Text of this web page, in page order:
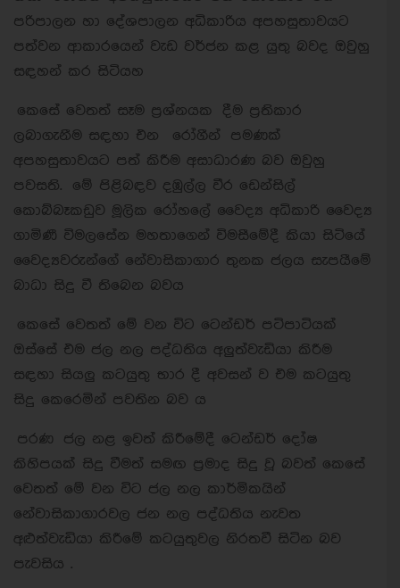
පරිපාලන හා දේශපාලන අධිකාරිය අපහසුතාවයට
පත්වන ආකාරයෙන් වැඩ වර්ජන කළ යුතු බවද ඔවුහු
සඳහන් කර සිටියහ
කෙසේ වෙතත් සෑම ප්‍රශ්නයක දීම ප්‍රතිකාර
ලබාගැනීම සඳහා එන රෝගීන් පමණක්
අපහසුතාවයට පත් කිරීම අසාධාරණ බව ඔවුහු
පවසති. මේ පිළිබඳව දඹුල්ල වීර ඩෙන්සිල්
කොබ්බෑකඩුව මූලික රෝහලේ වෛද්‍ය අධිකාරි වෛද්‍ය
ගාමිණී විමලසේන මහතාගෙන් විමසීමේදී කියා සිටියේ
වෛද්‍යවරුන්ගේ නේවාසිකාගාර තුනක ජලය සැපයීමේ
බාධා සිදු වී තිබෙන බවය
කෙසේ වෙතත් මේ වන විට ටෙන්ඩර් පටිපාටියක්
ඔස්සේ එම ජල නල පද්ධතිය අලුත්වැඩියා කිරීම
සඳහා සියලු කටයුතු භාර දී අවසන් ව එම කටයුතු
සිදු කෙරෙමින් පවතින බව ය
පරණ ජල නළ ඉවත් කිරීමේදී ටෙන්ඩර් දෝෂ
කිහිපයක් සිදු වීමත් සමඟ ප්‍රමාද සිදු වූ බවත් කෙසේ
වෙතත් මේ වන විට ජල නල කාර්මිකයින්
නේවාසිකාගාරවල ජන නල පද්ධතිය නැවත
අළුත්වැඩියා කිරීමේ කටයුතුවල නිරතවී සිටින බව
පැවසිය .